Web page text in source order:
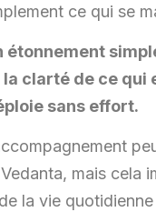
ce qui se
étonnement
clarté de ce qui
sans effort.
mais cela
la vie